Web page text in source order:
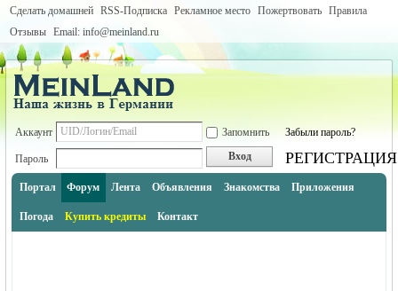
Сделать домашней RSS-Подписка Рекламное место Пожертвовать Правила
Отзывы Email: info@meinland.ru
Аккаунт Запомнить Забыли пароль?
Пароль Вход РЕГИСТРАЦИЯ
Портал Форум Лента Объявления Знакомства Приложения
Погода Купить кредиты Контакт